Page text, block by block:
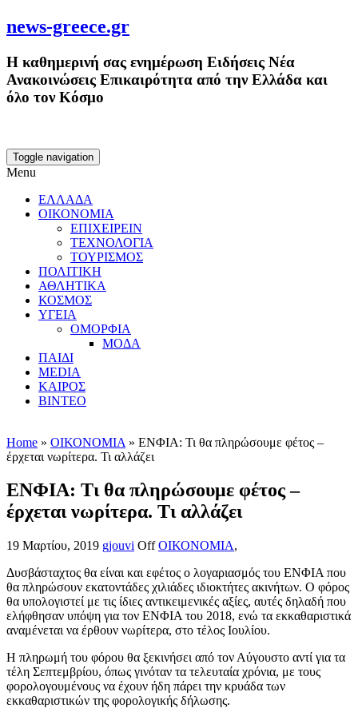
news-greece.gr
Η καθημερινή σας ενημέρωση Ειδήσεις Νέα
Ανακοινώσεις Επικαιρότητα από την Ελλάδα και
όλο τον Κόσμο
Toggle navigation
Menu
ΕΛΛΑΔΑ
ΟΙΚΟΝΟΜΙΑ
ΕΠΙΧΕΙΡΕΙΝ
ΤΕΧΝΟΛΟΓΙΑ
ΤΟΥΡΙΣΜΟΣ
ΠΟΛΙΤΙΚΗ
ΑΘΛΗΤΙΚΑ
ΚΟΣΜΟΣ
ΥΓΕΙΑ
ΟΜΟΡΦΙΑ
ΜΟΔΑ
ΠΑΙΔΙ
MEDIA
ΚΑΙΡΟΣ
ΒΙΝΤΕΟ
Home » ΟΙΚΟΝΟΜΙΑ » ΕΝΦΙΑ: Τι θα πληρώσουμε φέτος –
έρχεται νωρίτερα. Τι αλλάζει
ΕΝΦΙΑ: Τι θα πληρώσουμε φέτος –
έρχεται νωρίτερα. Τι αλλάζει
19 Μαρτίου, 2019 gjouvi Off ΟΙΚΟΝΟΜΙΑ,
Δυσβάσταχτος θα είναι και εφέτος ο λογαριασμός του ΕΝΦΙΑ που
θα πληρώσουν εκατοντάδες χιλιάδες ιδιοκτήτες ακινήτων. Ο φόρος
θα υπολογιστεί με τις ίδιες αντικειμενικές αξίες, αυτές δηλαδή που
ελήφθησαν υπόψη για τον ΕΝΦΙΑ του 2018, ενώ τα εκκαθαριστικά
αναμένεται να έρθουν νωρίτερα, στο τέλος Ιουλίου.
Η πληρωμή του φόρου θα ξεκινήσει από τον Αύγουστο αντί για τα
τέλη Σεπτεμβρίου, όπως γινόταν τα τελευταία χρόνια, με τους
φορολογουμένους να έχουν ήδη πάρει την κρυάδα των
εκκαθαριστικών της φορολογικής δήλωσης.